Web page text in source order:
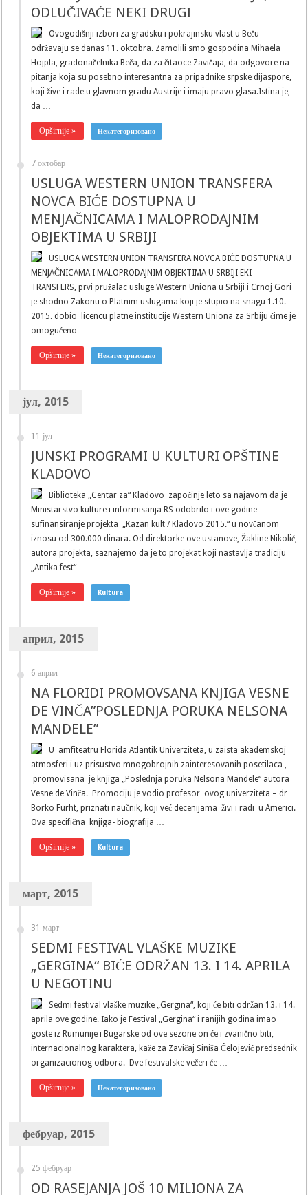
ODLUČIVAĆE NEKI DRUGI
Ovogodišnji izbori za gradsku i pokrajinsku vlast u Beču
održavaju se danas 11. oktobra. Zamolili smo gospodina Mihaela
Hojpla, gradonačelnika Beča, da za čitaoce Zavičaja, da odgovore na
pitanja koja su posebno interesantna za pripadnike srpske dijaspore,
koji žive i rade u glavnom gradu Austrije i imaju pravo glasa.Istina je,
da …
Opširnije » Некатегоризовано
7 октобар
USLUGA WESTERN UNION TRANSFERA
NOVCA BIĆE DOSTUPNA U
MENJAČNICAMA I MALOPRODAJNIM
OBJEKTIMA U SRBIJI
USLUGA WESTERN UNION TRANSFERA NOVCA BIĆE DOSTUPNA U
MENJAČNICAMA I MALOPRODAJNIM OBJEKTIMA U SRBIJI EKI
TRANSFERS, prvi pružalac usluge Western Uniona u Srbiji i Crnoj Gori
je shodno Zakonu o Platnim uslugama koji je stupio na snagu 1.10.
2015. dobio licencu platne institucije Western Uniona za Srbiju čime je
omogućeno …
Opširnije » Некатегоризовано
јул, 2015
11 јул
JUNSKI PROGRAMI U KULTURI OPŠTINE
KLADOVO
Biblioteka „Centar za“ Kladovo započinje leto sa najavom da je
Ministarstvo kulture i informisanja RS odobrilo i ove godine
sufinansiranje projekta „Kazan kult / Kladovo 2015.“ u novčanom
iznosu od 300.000 dinara. Od direktorke ove ustanove, Žakline Nikolić,
autora projekta, saznajemo da je to projekat koji nastavlja tradiciju
„Antika fest“ …
Opširnije » Kultura
април, 2015
6 април
NA FLORIDI PROMOVSANA KNJIGA VESNE
DE VINČA”POSLEDNJA PORUKA NELSONA
MANDELE”
U amfiteatru Florida Atlantik Univerziteta, u zaista akademskoj
atmosferi i uz prisustvo mnogobrojnih zainteresovanih posetilaca ,
promovisana je knjiga „Poslednja poruka Nelsona Mandele“ autora
Vesne de Vinča. Promociju je vodio profesor ovog univerziteta – dr
Borko Furht, priznati naučnik, koji već decenijama živi i radi u Americi.
Ova specifična knjiga- biografija …
Opširnije » Kultura
март, 2015
31 март
SEDMI FESTIVAL VLAŠKE MUZIKE
„GERGINA“ BIĆE ODRŽAN 13. I 14. APRILA
U NEGOTINU
Sedmi festival vlaške muzike „Gergina“, koji će biti održan 13. i 14.
aprila ove godine. Iako je Festival „Gergina“ i ranijih godina imao
goste iz Rumunije i Bugarske od ove sezone on će i zvanično biti,
internacionalnog karaktera, kaže za Zavičaj Siniša Čelojević predsednik
organizacionog odbora. Dve festivalske večeri će …
Opširnije » Некатегоризовано
фебруар, 2015
25 фебруар
OD RASEJANJA JOŠ 10 MILIONA ZA